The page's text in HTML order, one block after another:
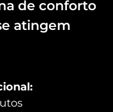
de conforto
atingem